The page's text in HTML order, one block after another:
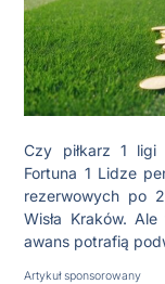
Czy piłkarz 1
Fortuna 1 Lidze
rezerwowych po
Wisła Kraków.
awans potrafią
Artykuł sponsorowany